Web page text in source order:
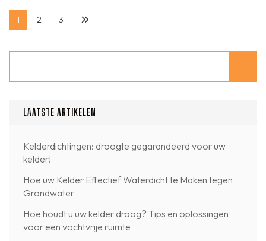
Berichten
paginering
Pagina
1 Pagina
2 Pagina
3
LAATSTE ARTIKELEN
Kelderdichtingen: droogte gegarandeerd voor uw
kelder!
Hoe uw Kelder Effectief Waterdicht te Maken tegen
Grondwater
Hoe houdt u uw kelder droog? Tips en oplossingen
voor een vochtvrije ruimte